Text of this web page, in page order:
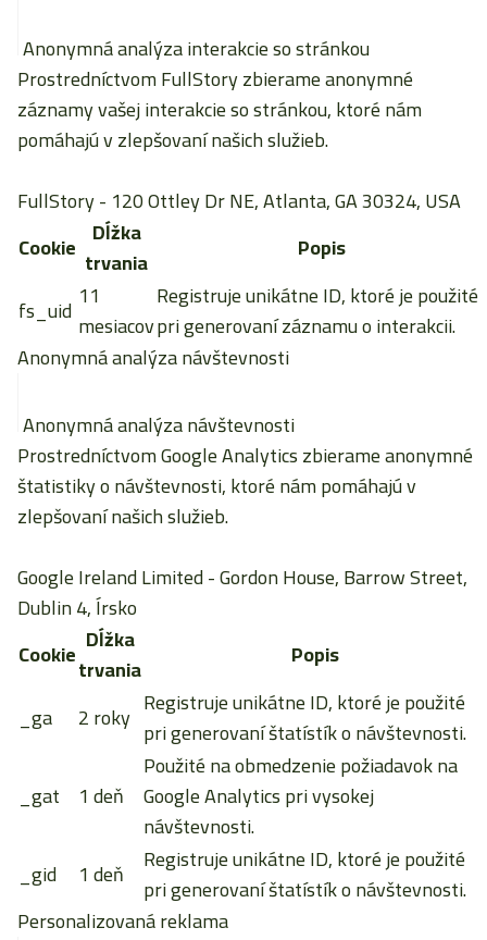
Anonymná analýza interakcie so stránkou
Prostredníctvom FullStory zbierame anonymné
záznamy vašej interakcie so stránkou, ktoré nám
pomáhajú v zlepšovaní našich služieb.
FullStory- 120 Ottley Dr NE, Atlanta, GA 30324, USA
Cookie Dĺžka
trvania
Popis
fs_uid 11
mesiacov
Registruje unikátne ID, ktoré je použité
pri generovaní záznamu o interakcii.
Anonymná analýza návštevnosti
Anonymná analýza návštevnosti
Prostredníctvom Google Analytics zbierame anonymné
štatistiky o návštevnosti, ktoré nám pomáhajú v
zlepšovaní našich služieb.
Google Ireland Limited- Gordon House, Barrow Street,
Dublin 4, Írsko
Cookie Dĺžka
trvania
Popis
_ga
2 roky Registruje unikátne ID, ktoré je použité
pri generovaní štatístík o návštevnosti.
_gat
1 deň
Použité na obmedzenie požiadavok na
Google Analytics pri vysokej
návštevnosti.
_gid
1 deň
Registruje unikátne ID, ktoré je použité
pri generovaní štatístík o návštevnosti.
Personalizovaná reklama